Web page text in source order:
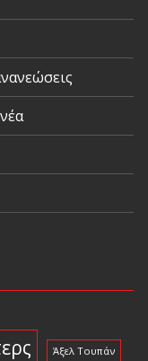
Άξελ Τουπάν